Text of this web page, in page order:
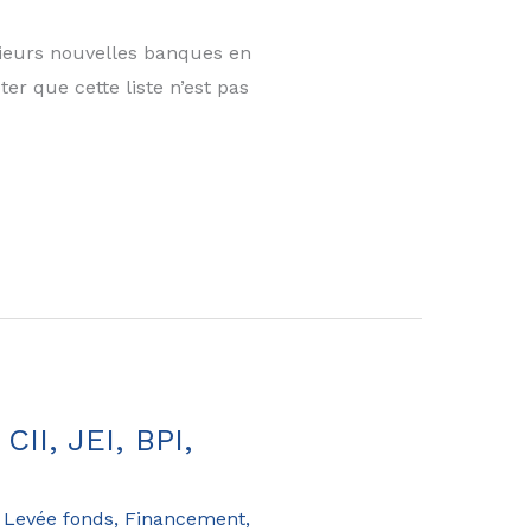
nouvelles banques en
que cette liste n’est pas
JEI, BPI,
fonds, Financement,